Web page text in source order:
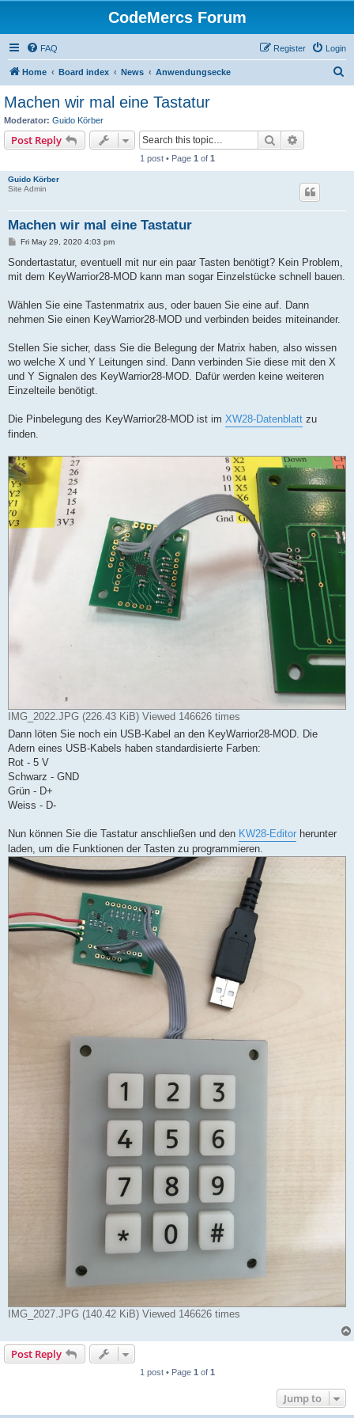
CodeMercs Forum
FAQ Login
Register
Home Board index News Anwendungsecke
Machen wir mal eine Tastatur
Moderator: Guido Körber
Post Reply Search
1 post • Page 1 of 1
Guido Körber
Site Admin
Machen wir mal eine Tastatur
P
s
Fri May 29, 2020 4:03 pm
Sondertastatur, eventuell mit nur ein paar Tasten benötigt? Kein Problem,
mit dem KeyWarrior28-MOD kann man sogar Einzelstücke schnell bauen.
Wählen Sie eine Tastenmatrix aus, oder bauen Sie eine auf. Dann
nehmen Sie einen KeyWarrior28-MOD und verbinden beides miteinander.
Stellen Sie sicher, dass Sie die Belegung der Matrix haben, also wissen
wo welche X und Y Leitungen sind. Dann verbinden Sie diese mit den X
und Y Signalen des KeyWarrior28-MOD. Dafür werden keine weiteren
Einzelteile benötigt.
Die Pinbelegung des KeyWarrior28-MOD ist im XW28-Datenblatt zu
finden.
IMG_2022.JPG (226.43 KiB) Viewed 146626 times
Dann löten Sie noch ein USB-Kabel an den KeyWarrior28-MOD. Die
Adern eines USB-Kabels haben standardisierte Farben:
Rot - 5 V
Schwarz - GND
Grün - D+
Weiss - D-
Nun können Sie die Tastatur anschließen und den KW28-Editor herunter
laden, um die Funktionen der Tasten zu programmieren.
IMG_2027.JPG (140.42 KiB) Viewed 146626 times
Post Reply
1 post • Page 1 of 1
Jump to